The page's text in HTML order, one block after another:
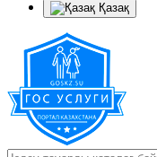
Қазақ